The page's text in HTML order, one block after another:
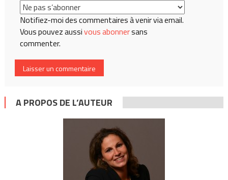
Notifiez-moi des commentaires à venir via email.
Vous pouvez aussivous abonnersans
commenter.
A PROPOS DE L’AUTEUR